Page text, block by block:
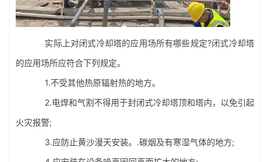
实际上对闭式冷却塔的应用场所有哪些规定?闭式冷却塔
的应用场所应符合下列规定。
1.不受其他热原辐射热的地方。
2.电焊和气割不得用于封闭式冷却塔顶和塔内，以免引起
火灾报警;
3.应防止黄沙漫天安装。.碳烟及有寒湿气体的地方;